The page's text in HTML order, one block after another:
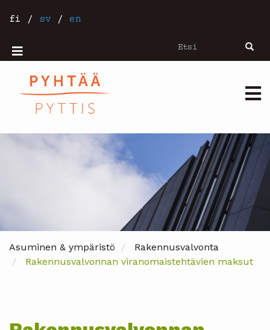
pääsisältöön
fi / sv / en
Etsi Etsi
Mobiilivalikko
Asuminen & ympäristö
Rakennusvalvonta
Rakennusvalvonnan viranomaistehtävien maksut